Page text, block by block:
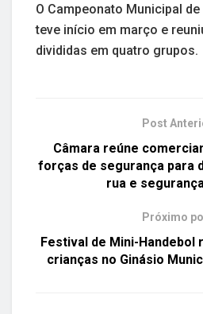
O Campeonato Municipal
teve início em março e
divididas em quatro grupos.
Post
Câmara reúne
forças de segurança para
rua e
Próximo
Festival de Mini-Handebol
crianças no Ginásio